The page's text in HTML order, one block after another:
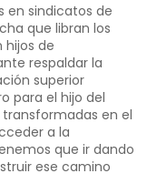
en sindicatos de
que libran los
hijos de
respaldar la
superior
para el hijo del
en el
a la
que ir dando
ese camino